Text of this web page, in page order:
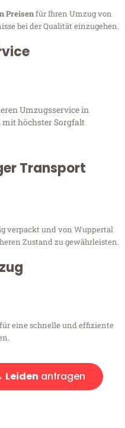
Preisenfür Ihren Umzug von
bei der Qualität einzugehen.
Umzugsservice in
mit höchster Sorgfalt
Transport
verpackt und von Wuppertal
Zustand zu gewährleisten.
eine schnelle und effiziente
Leiden anfragen